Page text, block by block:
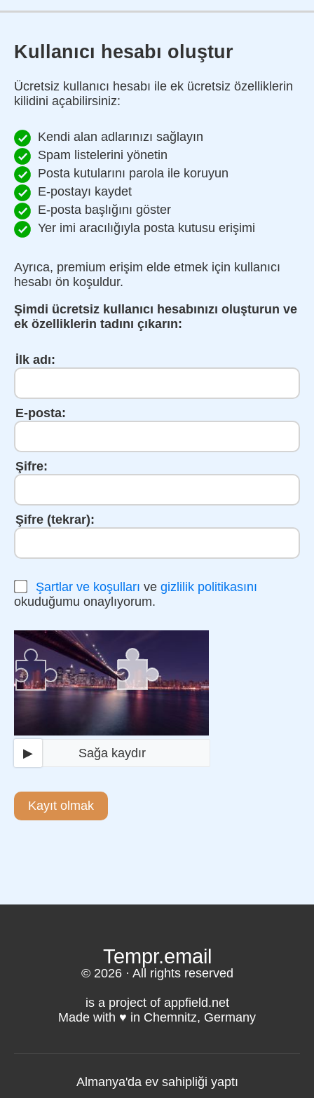
Kullanıcı hesabı oluştur
Ücretsiz kullanıcı hesabı ile ek ücretsiz özelliklerin
kilidini açabilirsiniz:
Kendi alan adlarınızı sağlayın
Spam listelerini yönetin
Posta kutularını parola ile koruyun
E-postayı kaydet
E-posta başlığını göster
Yer imi aracılığıyla posta kutusu erişimi
Ayrıca, premium erişim elde etmek için kullanıcı
hesabı ön koşuldur.
Şimdi ücretsiz kullanıcı hesabınızı oluşturun ve
ek özelliklerin tadını çıkarın:
İlk adı:
E-posta:
Şifre:
Şifre (tekrar):
Şartlar ve koşulları ve gizlilik politikasını
okuduğumu onaylıyorum.
▶ Sağa kaydır
Kayıt olmak
Tempr.email
© 2026 · All rights reserved
is a project of appfield.net
Made with ♥️ in Chemnitz, Germany
Almanya'da ev sahipliği yaptı